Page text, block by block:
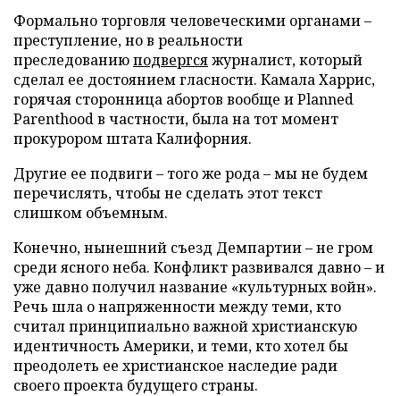
Формально торговля человеческими органами –
преступление, но в реальности
преследованиюподвергсяжурналист, который
сделал ее достоянием гласности. Камала Харрис,
горячая сторонница абортов вообще и Planned
Parenthood в частности, была на тот момент
прокурором штата Калифорния.
Другие ее подвиги – того же рода – мы не будем
перечислять, чтобы не сделать этот текст
слишком объемным.
Конечно, нынешний съезд Демпартии – не гром
среди ясного неба. Конфликт развивался давно – и
уже давно получил название «культурных войн».
Речь шла о напряженности между теми, кто
считал принципиально важной христианскую
идентичность Америки, и теми, кто хотел бы
преодолеть ее христианское наследие ради
своего проекта будущего страны.